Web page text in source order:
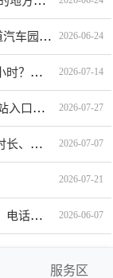
AITO问界授权用户中心·天津南开长江道汽车园怎么样、地址、电话、上班时间查询 2026-06-24
从佳木斯到泸州多少公里、开车要几个小时？过路费、油费等 2026-07-14
S98渠首收费站属于哪里，S98渠首收费站入口的详细地址 2026-07-27
协成胶盒停车场停车场收费标准、免费时长、日租月租信息 2026-07-07
2026-07-21
菏泽东明县驾照考试地点有几个、地址、电话、工作时间 2026-06-07
服务区